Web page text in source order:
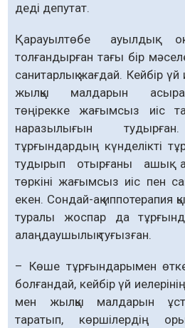
деді депутат.
Қарауылтөбе ауылдық
толғандырған тағы бір
санитарлық жағдай. Кейбір
жыл­қы малдарын
төңірекке жағымсыз иіс
нара­зылығын
тұрғындардың күнделікті
тудырып отыр­ғаны ашық
төркіні жағымсыз иіс пен
екен. Сондай-ақ иппотерапия
туралы жоспар да
алаңдаушылық туғызған.
– Көше тұрғындарымен
бол­ғандай, кейбір үй
мен жылқы малдарын
таратып, көршілердің